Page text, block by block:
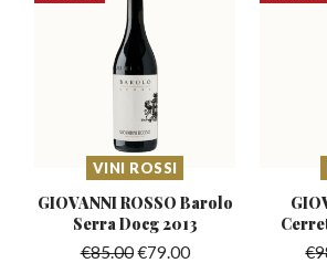
VINI ROSSI
GIOVANNI ROSSO Barolo
Serra Docg 2013
€85.00€79.00
€